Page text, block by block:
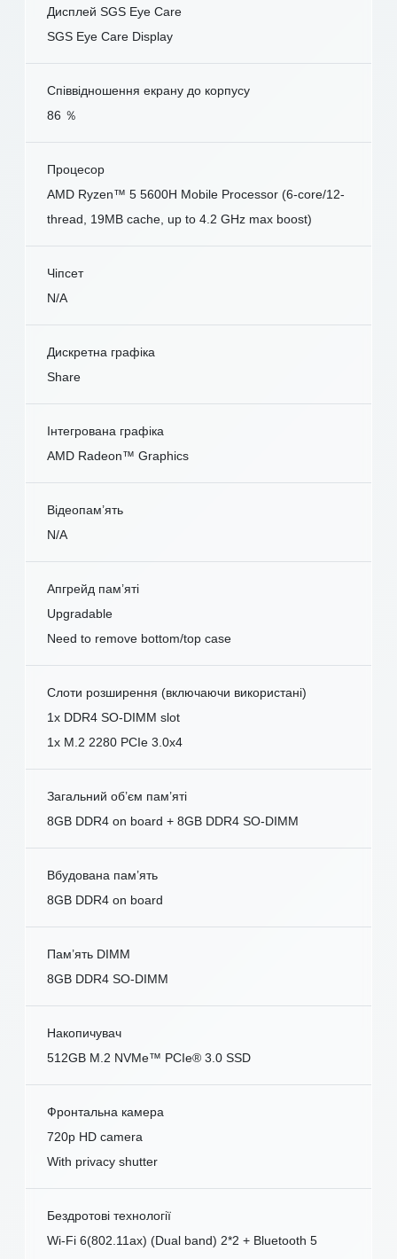
Дисплей SGS Eye Care
SGS Eye Care Display
Співвідношення екрану до корпусу
86 ％
Процесор
AMD Ryzen™ 5 5600H Mobile Processor (6-core/12-
thread, 19MB cache, up to 4.2 GHz max boost)
Чіпсет
N/A
Дискретна графіка
Share
Інтегрована графіка
AMD Radeon™ Graphics
Відеопам’ять
N/A
Апгрейд пам’яті
Upgradable
Need to remove bottom/top case
Слоти розширення (включаючи використані)
1x DDR4 SO-DIMM slot
1x M.2 2280 PCIe 3.0x4
Загальний об’єм пам’яті
8GB DDR4 on board + 8GB DDR4 SO-DIMM
Вбудована пам’ять
8GB DDR4 on board
Пам’ять DIMM
8GB DDR4 SO-DIMM
Накопичувач
512GB M.2 NVMe™ PCIe® 3.0 SSD
Фронтальна камера
720p HD camera
With privacy shutter
Бездротові технології
Wi-Fi 6(802.11ax) (Dual band) 2*2 + Bluetooth 5